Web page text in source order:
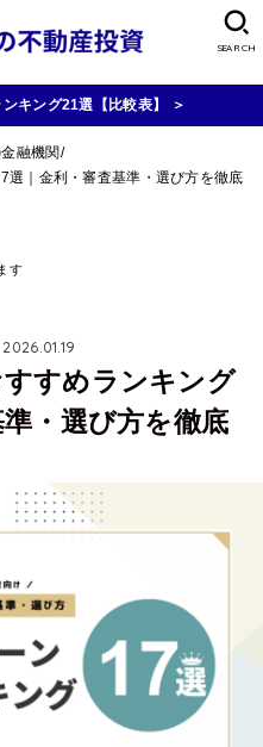
SEARCH
キング21選【比較表】 ＞
融機関
選｜金利・審査基準・選び方を徹底
す
2026.01.19
すめランキング
・選び方を徹底